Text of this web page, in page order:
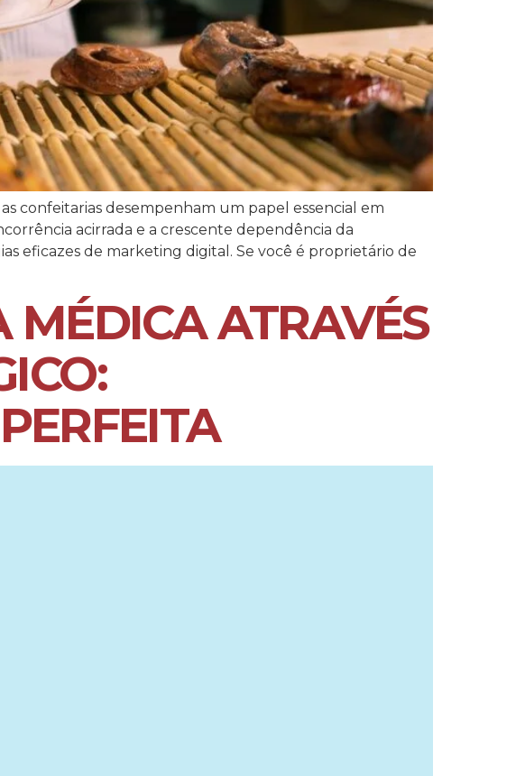
confeitarias desempenham um papel essencial em
acirrada e a crescente dependência da
eficazes de marketing digital. Se você é proprietário de
MÉDICA ATRAVÉS